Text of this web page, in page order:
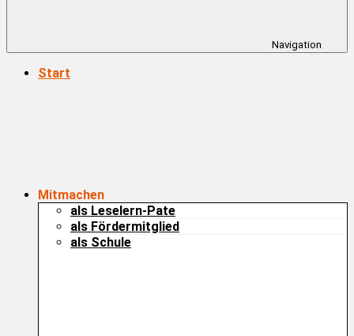
Navigation
Start
Mitmachen
als Leselern-Pate
als Fördermitglied
als Schule